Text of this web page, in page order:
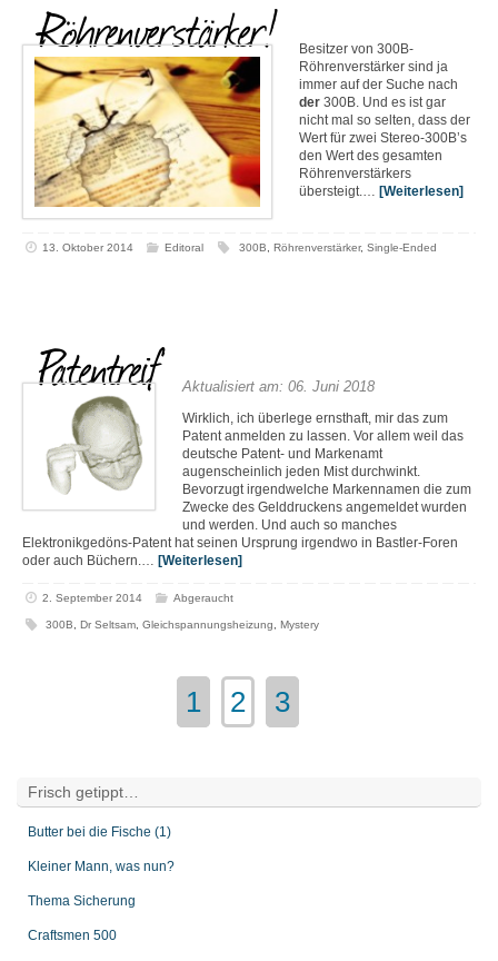
Röhrenverstärker!
Besitzer von 300B-
Röhrenverstärker sind ja
immer auf der Suche nach
der 300B. Und es ist gar
nicht mal so selten, dass der
Wert für zwei Stereo-300B’s
den Wert des gesamten
Röhrenverstärkers
übersteigt.… [Weiterlesen]
13. Oktober 2014 Editoral 300B, Röhrenverstärker, Single-Ended
Patentreif Aktualisiert am: 06. Juni 2018
Wirklich, ich überlege ernsthaft, mir das zum
Patent anmelden zu lassen. Vor allem weil das
deutsche Patent- und Markenamt
augenscheinlich jeden Mist durchwinkt.
Bevorzugt irgendwelche Markennamen die zum
Zwecke des Gelddruckens angemeldet wurden
und werden. Und auch so manches
Elektronikgedöns-Patent hat seinen Ursprung irgendwo in Bastler-Foren
oder auch Büchern.… [Weiterlesen]
2. September 2014 Abgeraucht
300B,Dr Seltsam,Gleichspannungsheizung,Mystery
1 2 3
Frisch getippt…
Butter bei die Fische (1)
Kleiner Mann, was nun?
Thema Sicherung
Craftsmen 500